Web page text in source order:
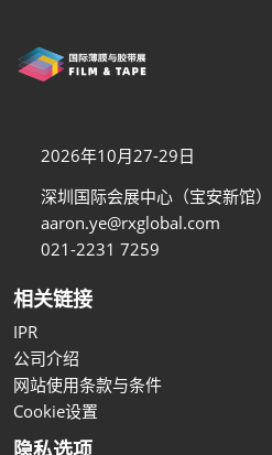
2026年10月27-29日
深圳国际会展中心（宝安新馆）
aaron.ye@rxglobal.com
021-2231 7259
相关链接
IPR
公司介绍
网站使用条款与条件
Cookie设置
隐私选项